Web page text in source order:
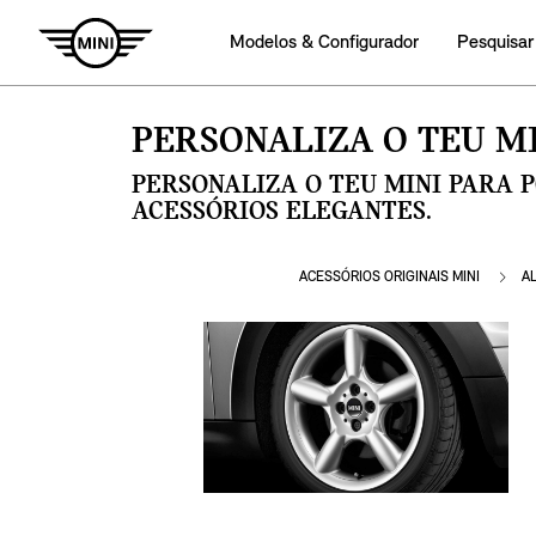
Modelos & Configurador
PERSONALIZA O TEU
PERSONALIZA O TEU MINI PARA
ACESSÓRIOS ELEGANTES.
ACESSÓRIOS ORIGINAIS MINI